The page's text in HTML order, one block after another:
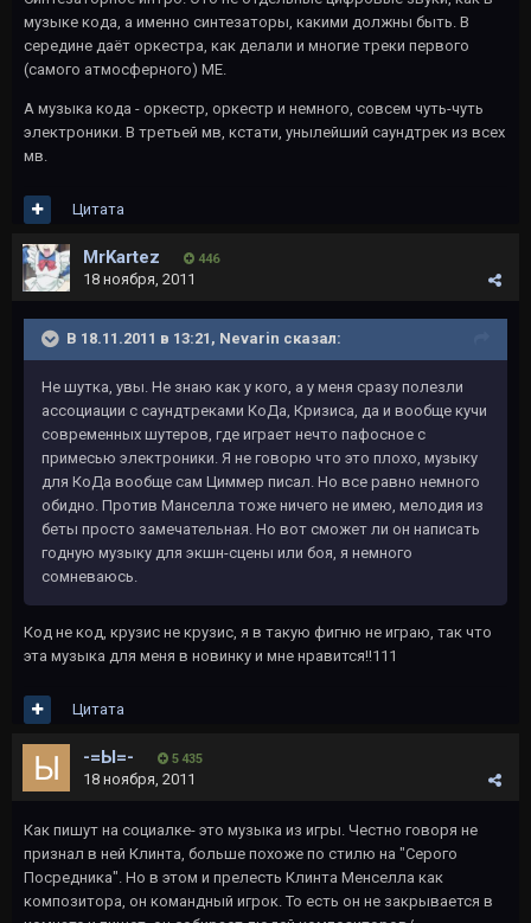
музыке кода, а именно синтезаторы, какими должны быть. В
середине даёт оркестра, как делали и многие треки первого
(самого атмосферного) МЕ.
А музыка кода - оркестр, оркестр и немного, совсем чуть-чуть
электроники. В третьей мв, кстати, унылейший саундтрек из всех
мв.
Цитата
MrKartez 446
18 ноября, 2011
В 18.11.2011 в 13:21, Nevarin сказал:
Не шутка, увы. Не знаю как у кого, а у меня сразу полезли
ассоциации с саундтреками КоДа, Кризиса, да и вообще кучи
современных шутеров, где играет нечто пафосное с
примесью электроники. Я не говорю что это плохо, музыку
для КоДа вообще сам Циммер писал. Но все равно немного
обидно. Против Манселла тоже ничего не имею, мелодия из
беты просто замечательная. Но вот сможет ли он написать
годную музыку для экшн-сцены или боя, я немного
сомневаюсь.
Код не код, крузис не крузис, я в такую фигню не играю, так что
эта музыка для меня в новинку и мне нравится!!111
Цитата
-=Ы=- 5 435
18 ноября, 2011
Как пишут на социалке- это музыка из игры. Честно говоря не
признал в ней Клинта, больше похоже по стилю на "Серого
Посредника". Но в этом и прелесть Клинта Менселла как
композитора, он командный игрок. То есть он не закрывается в